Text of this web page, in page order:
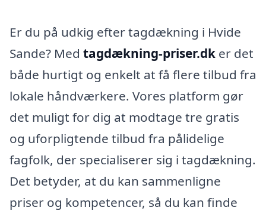
Er du på udkig efter tagdækning i Hvide
Sande? Med tagdækning-priser.dk er det
både hurtigt og enkelt at få flere tilbud fra
lokale håndværkere. Vores platform gør
det muligt for dig at modtage tre gratis
og uforpligtende tilbud fra pålidelige
fagfolk, der specialiserer sig i tagdækning.
Det betyder, at du kan sammenligne
priser og kompetencer, så du kan finde